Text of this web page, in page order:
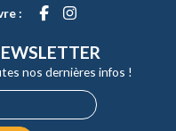
:
nos dernières infos !